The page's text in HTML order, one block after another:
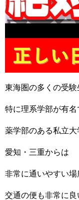
東海圏の多くの受験
特に理系学部が有名
薬学部のある私立大
愛知・三重からは
非常に通いやすい
交通の便も非常に良